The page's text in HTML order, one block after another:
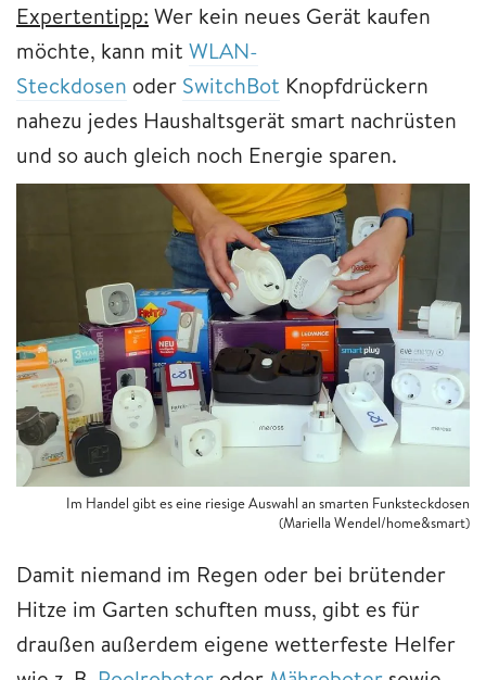
Expertentipp: Wer kein neues Gerät kaufen
möchte, kann mit WLAN-
Steckdosen oder SwitchBot Knopfdrückern
nahezu jedes Haushaltsgerät smart nachrüsten
und so auch gleich noch Energie sparen.
Im Handel gibt es eine riesige Auswahl an smarten Funksteckdosen
(Mariella Wendel/home&smart)
Damit niemand im Regen oder bei brütender
Hitze im Garten schuften muss, gibt es für
draußen außerdem eigene wetterfeste Helfer